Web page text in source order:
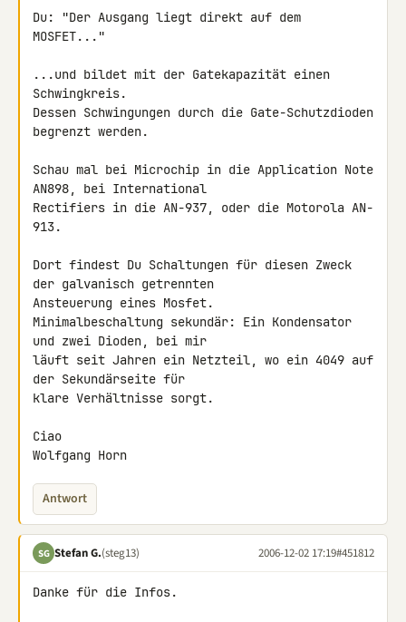
Du: "Der Ausgang liegt direkt auf dem
MOSFET..."
...und bildet mit der Gatekapazität einen
Schwingkreis.
Dessen Schwingungen durch die Gate-Schutzdioden
begrenzt werden.
Schau mal bei Microchip in die Application Note
AN898, bei International
Rectifiers in die AN-937, oder die Motorola AN-
913.
Dort findest Du Schaltungen für diesen Zweck
der galvanisch getrennten
Ansteuerung eines Mosfet.
Minimalbeschaltung sekundär: Ein Kondensator
und zwei Dioden, bei mir
läuft seit Jahren ein Netzteil, wo ein 4049 auf
der Sekundärseite für
klare Verhältnisse sorgt.
Ciao
Antwort
SG Stefan G.(steg13) 2006-12-02 17:19#451812
Danke für die Infos.